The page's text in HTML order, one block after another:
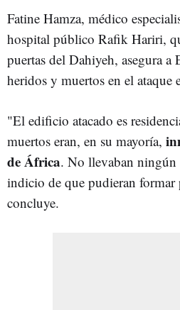
Fatine Hamza, médico
hospital público Rafik Hariri,
puertas del Dahiyeh, asegura
heridos y muertos en el ataque
"El edificio atacado es
muertos eran, en su mayoría,
de África. No llevaban
indicio de que pudieran formar
concluye.